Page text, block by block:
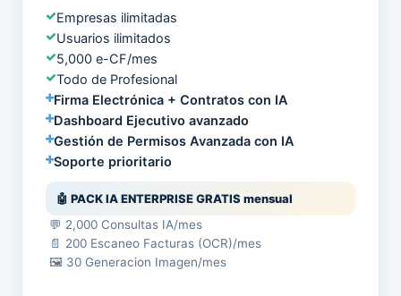
Empresas ilimitadas
Usuarios ilimitados
5,000 e-CF/mes
Todo de Profesional
Firma Electrónica + Contratos con IA
Dashboard Ejecutivo avanzado
Gestión de Permisos Avanzada con IA
Soporte prioritario
🤖 PACK IA ENTERPRISE GRATIS mensual
💬 2,000 Consultas IA/mes
📄 200 Escaneo Facturas (OCR)/mes
🖼️ 30 Generacion Imagen/mes